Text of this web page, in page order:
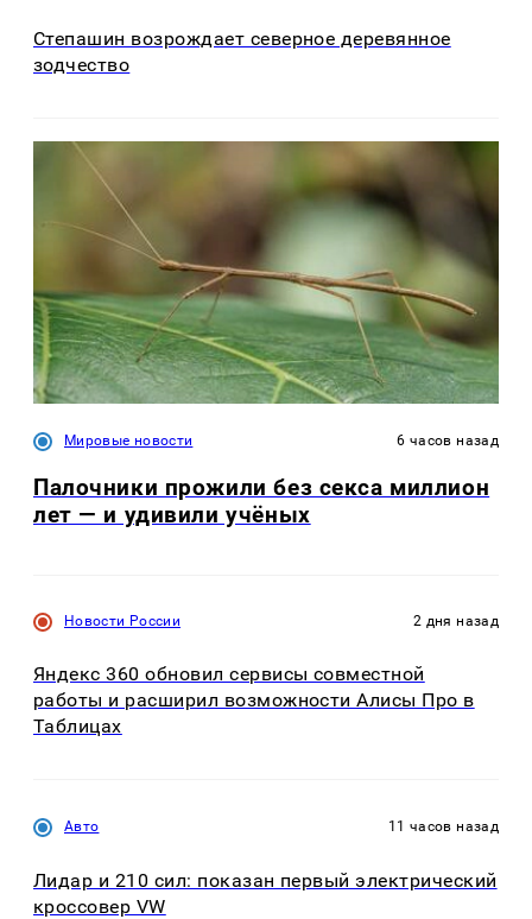
Степашин возрождает северное деревянное
зодчество
Мировые новости 6 часов назад
Палочники прожили без секса миллион
лет — и удивили учёных
Новости России 2 дня назад
Яндекс 360 обновил сервисы совместной
работы и расширил возможности Алисы Про в
Таблицах
Авто 11 часов назад
Лидар и 210 сил: показан первый электрический
кроссовер VW